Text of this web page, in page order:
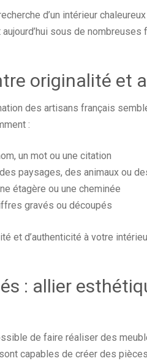
d’un intérieur
sous de nombreuses
originalité et
des artisans français
:
un mot ou une citation
paysages, des animaux ou
étagère ou une cheminée
gravés ou découpés
et d’authenticité à votre
: allier
de faire réaliser des
capables de créer des